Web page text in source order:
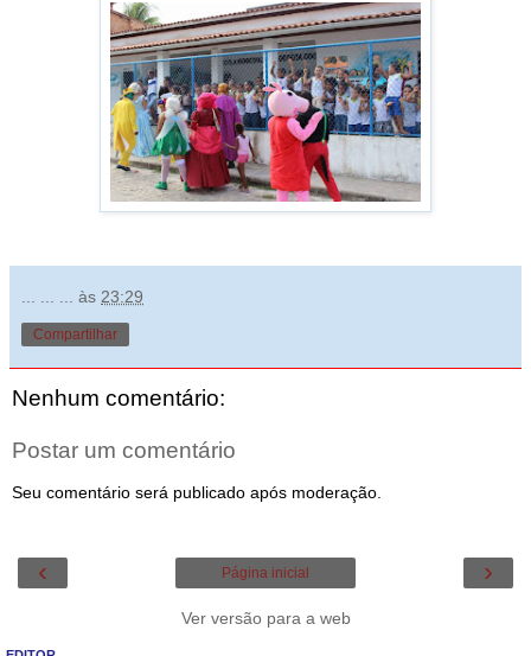
às 23:29
Compartilhar
Nenhum comentário:
Postar um comentário
Seu comentário será publicado após moderação.
‹ ›
Página inicial
Ver versão para a web